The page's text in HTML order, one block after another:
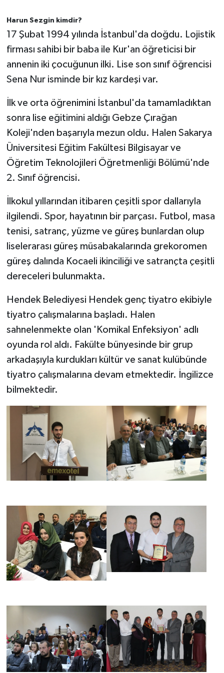
Harun Sezgin kimdir?
17 Şubat 1994 yılında İstanbul'da doğdu. Lojistik
firması sahibi bir baba ile Kur'an öğreticisi bir
annenin iki çocuğunun ilki. Lise son sınıf öğrencisi
Sena Nur isminde bir kız kardeşi var.
İlk ve orta öğrenimini İstanbul'da tamamladıktan
sonra lise eğitimini aldığı Gebze Çırağan
Koleji'nden başarıyla mezun oldu. Halen Sakarya
Üniversitesi Eğitim Fakültesi Bilgisayar ve
Öğretim Teknolojileri Öğretmenliği Bölümü'nde
2. Sınıf öğrencisi.
İlkokul yıllarından itibaren çeşitli spor dallarıyla
ilgilendi. Spor, hayatının bir parçası. Futbol, masa
tenisi, satranç, yüzme ve güreş bunlardan olup
liselerarası güreş müsabakalarında grekoromen
güreş dalında Kocaeli ikinciliği ve satrançta çeşitli
dereceleri bulunmakta.
Hendek Belediyesi Hendek genç tiyatro ekibiyle
tiyatro çalışmalarına başladı. Halen
sahnelenmekte olan 'Komikal Enfeksiyon' adlı
oyunda rol aldı. Fakülte bünyesinde bir grup
arkadaşıyla kurdukları kültür ve sanat kulübünde
tiyatro çalışmalarına devam etmektedir. İngilizce
bilmektedir.